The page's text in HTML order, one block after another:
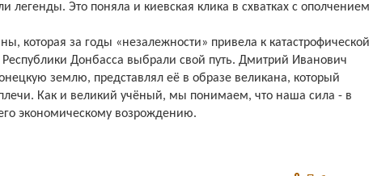
легенды. Это поняла и киевская клика в схватках с ополчением
которая за годы «незалежности» привела к катастрофической
Донбасса выбрали свой путь. Дмитрий Иванович
землю, представлял её в образе великана, который
Как и великий учёный, мы понимаем, что наша сила - в
экономическому возрождению.